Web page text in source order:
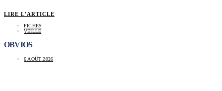
LIRE L'ARTICLE
FICHES
VEILLE
OBVIOS
6 AOÛT 2026